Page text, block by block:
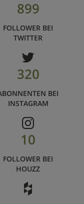
899
FOLLOWER BEI
TWITTER
320
BEI
INSTAGRAM
10
FOLLOWER BEI
HOUZZ